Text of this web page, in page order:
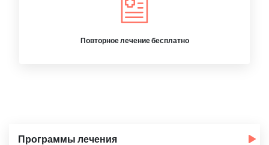
Повторное лечение бесплатно
Программы лечения